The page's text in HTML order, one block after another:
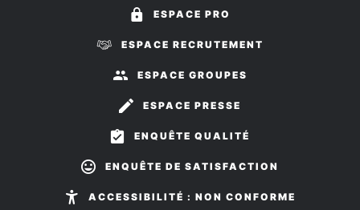
ESPACE PRO
ESPACE RECRUTEMENT
ESPACE GROUPES
ESPACE PRESSE
ENQUÊTE QUALITÉ
ENQUÊTE DE SATISFACTION
ACCESSIBILITÉ : NON CONFORME